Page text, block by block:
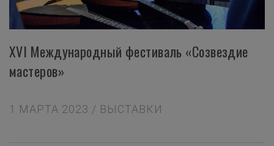
XVI Международный фестиваль «Созвездие
мастеров»
1 МАРТА 2023 / ВЫСТАВКИ